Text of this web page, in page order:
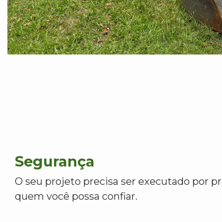
Segurança
O seu projeto precisa ser executado por
quem você possa confiar.